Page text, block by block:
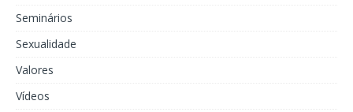
Seminários
Sexualidade
Valores
Vídeos